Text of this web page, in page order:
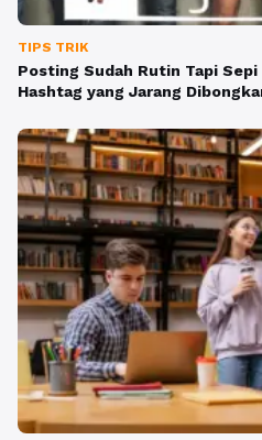
TIPS TRIK
Posting Sudah Rutin Tapi
Hashtag yang Jarang